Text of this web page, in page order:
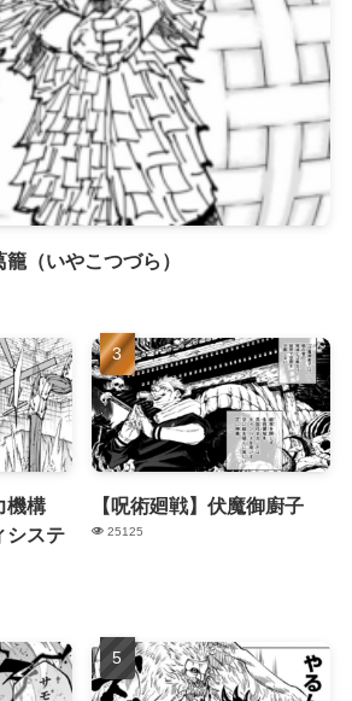
（いやこつづら）
機構
システ
【呪術廻戦】伏魔御廚子
25125